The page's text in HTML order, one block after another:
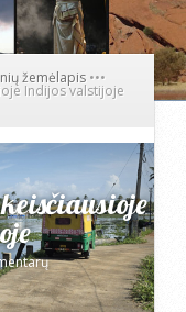
žemėlapis •••
Indijos valstijoje